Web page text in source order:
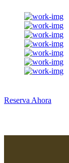
Reserva Ahora